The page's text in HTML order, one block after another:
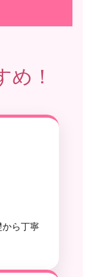
め！
ら丁寧